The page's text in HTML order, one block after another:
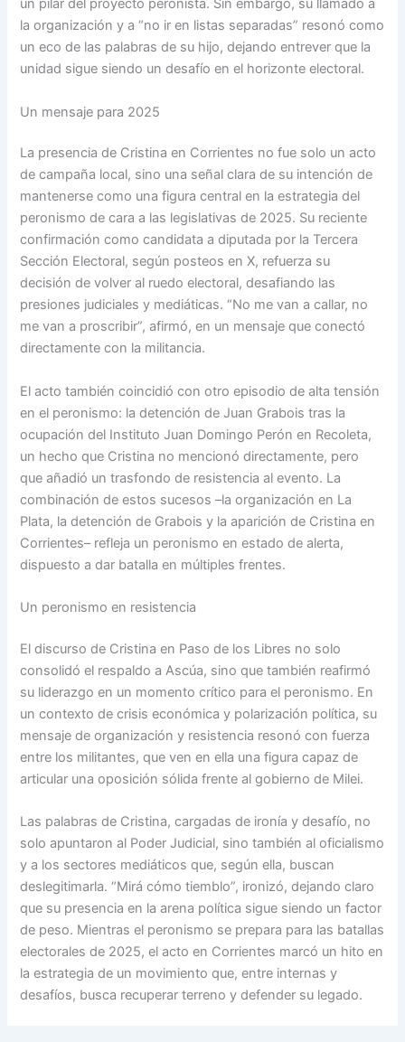
un pilar del proyecto peronista. Sin embargo, su llamado a
la organización y a “no ir en listas separadas” resonó como
un eco de las palabras de su hijo, dejando entrever que la
unidad sigue siendo un desafío en el horizonte electoral.
Un mensaje para 2025
La presencia de Cristina en Corrientes no fue solo un acto
de campaña local, sino una señal clara de su intención de
mantenerse como una figura central en la estrategia del
peronismo de cara a las legislativas de 2025. Su reciente
confirmación como candidata a diputada por la Tercera
Sección Electoral, según posteos en X, refuerza su
decisión de volver al ruedo electoral, desafiando las
presiones judiciales y mediáticas. “No me van a callar, no
me van a proscribir”, afirmó, en un mensaje que conectó
directamente con la militancia.
El acto también coincidió con otro episodio de alta tensión
en el peronismo: la detención de Juan Grabois tras la
ocupación del Instituto Juan Domingo Perón en Recoleta,
un hecho que Cristina no mencionó directamente, pero
que añadió un trasfondo de resistencia al evento. La
combinación de estos sucesos –la organización en La
Plata, la detención de Grabois y la aparición de Cristina en
Corrientes– refleja un peronismo en estado de alerta,
dispuesto a dar batalla en múltiples frentes.
Un peronismo en resistencia
El discurso de Cristina en Paso de los Libres no solo
consolidó el respaldo a Ascúa, sino que también reafirmó
su liderazgo en un momento crítico para el peronismo. En
un contexto de crisis económica y polarización política, su
mensaje de organización y resistencia resonó con fuerza
entre los militantes, que ven en ella una figura capaz de
articular una oposición sólida frente al gobierno de Milei.
Las palabras de Cristina, cargadas de ironía y desafío, no
solo apuntaron al Poder Judicial, sino también al oficialismo
y a los sectores mediáticos que, según ella, buscan
deslegitimarla. “Mirá cómo tiemblo”, ironizó, dejando claro
que su presencia en la arena política sigue siendo un factor
de peso. Mientras el peronismo se prepara para las batallas
electorales de 2025, el acto en Corrientes marcó un hito en
la estrategia de un movimiento que, entre internas y
desafíos, busca recuperar terreno y defender su legado.